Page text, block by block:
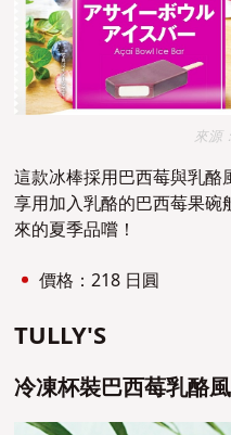
來源：
這款冰棒採用巴西莓與乳
享用加入乳酪的巴西莓果
來的夏季品嚐！
價格：218 日圓
TULLY'S
冷凍杯裝巴西莓乳酪